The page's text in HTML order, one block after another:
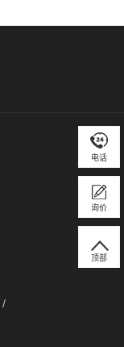
/
电话
询价
顶部